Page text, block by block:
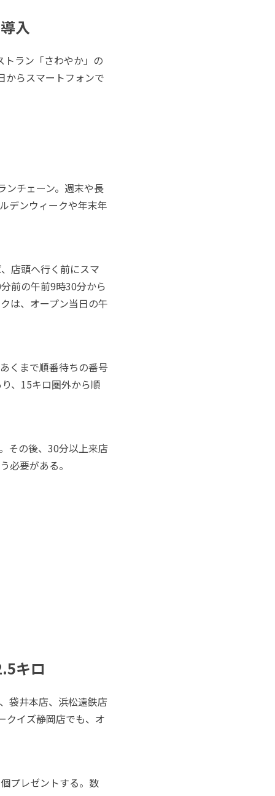
入
トラン「さわやか」の
からスマートフォンで
ンチェーン。週末や長
デンウィークや年末年
店頭へ行く前にスマ
前の午前9時30分から
は、オープン当日の午
くまで順番待ちの番号
、15キロ圏外から順
その後、30分以上来店
必要がある。
キロ
袋井本店、浜松遠鉄店
クイズ静岡店でも、オ
プレゼントする。数